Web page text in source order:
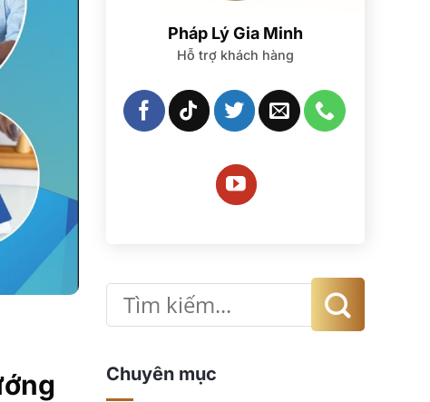
Pháp Lý Gia Minh
Hỗ trợ khách hàng
Chuyên mục